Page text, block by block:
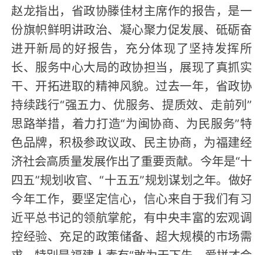
赵龙指出，省政协滕佳材主席作的报告，是一
份旗帜鲜明讲政治、凝心聚力促发展、砥砺奋
进开新局的好报告，充分体现了坚持发挥所
长、服务中心大局的政协担当，展现了真抓实
干、开拓进取的精神风貌。过去一年，省政协
持续践行“强五力、优服务、提质效、走前列”
思路举措，着力打造“为闽协商、为民服务”特
色品牌，积极参政议政、民主协商，为福建经
济社会高质量发展作出了重要贡献。今年是“十
四五”规划收官、“十五五”规划谋划之年。做好
今年工作，要坚定信心，信心来自于我们有习
近平总书记的领航掌舵，有中央丰富的宏观调
控经验、充足的政策储备、超大规模的市场需